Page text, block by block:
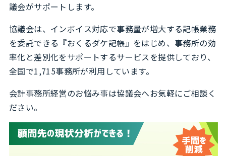
議会がサポートします。
協議会は、インボイス対応で事務量が増大する記帳業務
を委託できる『おくるダケ記帳』をはじめ、事務所の効
率化と差別化をサポートするサービスを提供しており、
全国で1,715事務所が利用しています。
会計事務所経営のお悩み事は協議会へお気軽にご相談く
ださい。